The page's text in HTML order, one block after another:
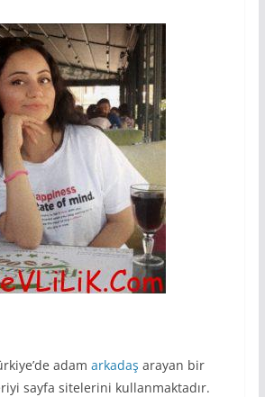
adam arkadaş arayan bir
sayfa sitelerini kullanmaktadır.